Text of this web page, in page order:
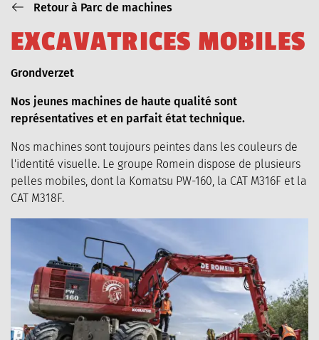
LES MACHINES
NOUVELLES VIDEOS
MERCHANDISE CONTACT
Retour à Parc de machines
EXCAVATRICES MOBILES
Blog_field_Dienst
Grondverzet
Nos jeunes machines de haute qualité sont
représentatives et en parfait état technique.
Nos machines sont toujours peintes dans les couleurs de
l'identité visuelle. Le groupe Romein dispose de plusieurs
pelles mobiles, dont la Komatsu PW-160, la CAT M316F et la
CAT M318F.